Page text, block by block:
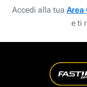
Accedi alla tua Area
e ti